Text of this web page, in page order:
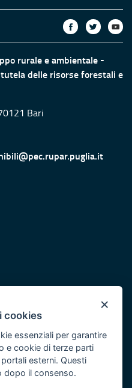
rurale e ambientale -
delle risorse forestali e
Bari
POR Puglia 2014/2020 -
×
cookies
essenziali per garantire
e cookie di terze parti
esterni. Questi
dopo il consenso.